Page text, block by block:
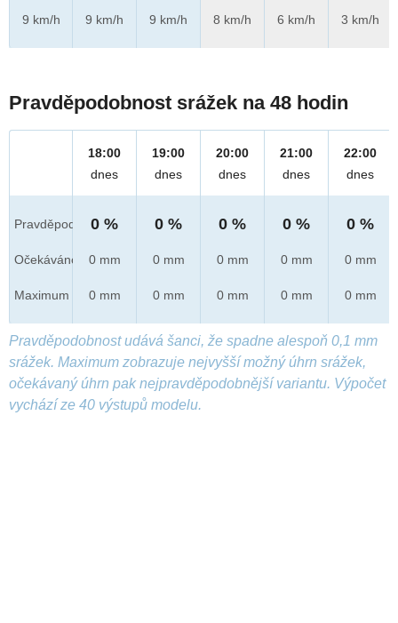
9 km/h
9 km/h
9 km/h
8 km/h
6 km/h
3 km/h
Pravděpodobnost srážek na 48 hodin
Pravděpod.
Očekáváno
Maximum
18:00
dnes
0 %
0 mm
0 mm
19:00
dnes
0 %
0 mm
0 mm
20:00
dnes
0 %
0 mm
0 mm
21:00
dnes
0 %
0 mm
0 mm
22:00
dnes
0 %
0 mm
0 mm
Pravděpodobnost udává šanci, že spadne alespoň 0,1 mm
srážek. Maximum zobrazuje nejvyšší možný úhrn srážek,
očekávaný úhrn pak nejpravděpodobnější variantu. Výpočet
vychází ze 40 výstupů modelu.